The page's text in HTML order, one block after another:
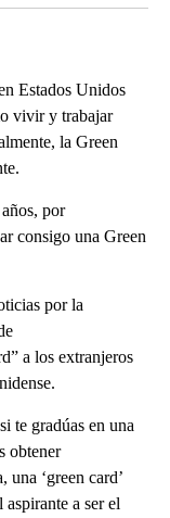
Estados Unidos
vivir y trabajar
la Green
por
consigo una Green
por la
a los extranjeros
te gradúas en una
obtener
una ‘green card’
a ser el